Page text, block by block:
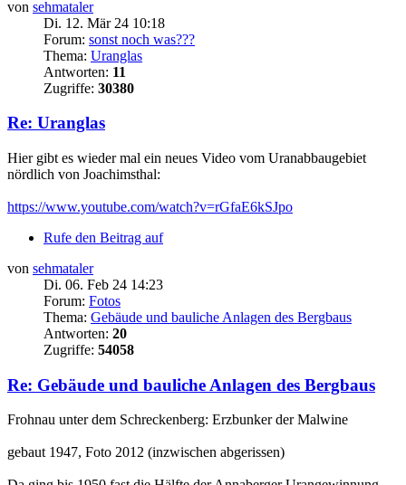
von sehmataler
Di. 12. Mär 24 10:18
Forum: sonst noch was???
Thema: Uranglas
Antworten: 11
Zugriffe: 30380
Re: Uranglas
Hier gibt es wieder mal ein neues Video vom Uranabbaugebiet
nördlich von Joachimsthal:
https://www.youtube.com/watch?v=rGfaE6kSJpo
Rufe den Beitrag auf
von sehmataler
Di. 06. Feb 24 14:23
Forum: Fotos
Thema: Gebäude und bauliche Anlagen des Bergbaus
Antworten: 20
Zugriffe: 54058
Re: Gebäude und bauliche Anlagen des Bergbaus
Frohnau unter dem Schreckenberg: Erzbunker der Malwine
gebaut 1947, Foto 2012 (inzwischen abgerissen)